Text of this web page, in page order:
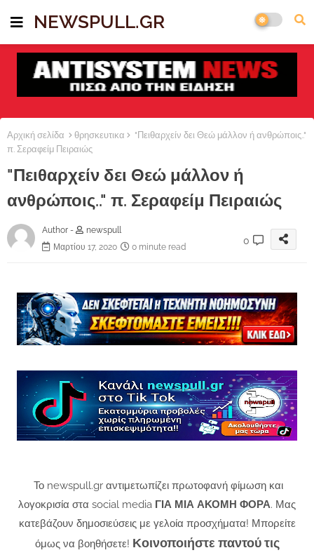
NEWSPULL.GR
Αρχική σελίδα θρησκευτικα
"Πειθαρχείν δει Θεώ μάλλον ή ανθρώποις.."
π. Σεραφείμ Πειραιώς
"Πειθαρχείν δει Θεώ μάλλον ή
ανθρώποις.." π. Σεραφείμ Πειραιώς
Author -
newspull
Μαρτίου 17, 2020
0 minute read
0
Το newspull.gr αντιμετωπίζει πρωτοφανή φίμωση και
λογοκρισία στα social media ΓΙΑ ΜΙΑ ΑΚΟΜΗ ΦΟΡΑ. Μας
κατεβάζουν δημοσιεύσεις με γελοία προσχήματα! Μπορείτε
όμως να βοηθήσετε! Κοινοποιήστε παντού τις